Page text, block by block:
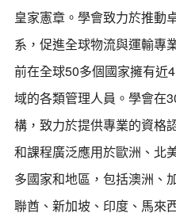
皇家憲章。學會致力於推動
系，促進全球物流與運輸專
前在全球50多個國家擁有近
域的各類管理人員。學會在
構，致力於提供專業的資格
和課程廣泛應用於歐洲、北
多國家和地區，包括澳洲、
聯酋、新加坡、印度、馬來